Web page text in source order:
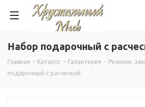
Набор подарочный с
Главная - Каталог - Галантерея - Резинки,
подарочный с расческой